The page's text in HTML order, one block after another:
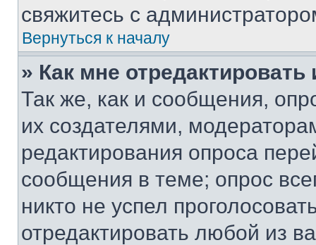
свяжитесь с
Вернуться к началу
» Как мне
Так же, как и сообщения,
их создателями,
редактирования опроса
сообщения в теме; опрос
никто не успел
отредактировать любой из